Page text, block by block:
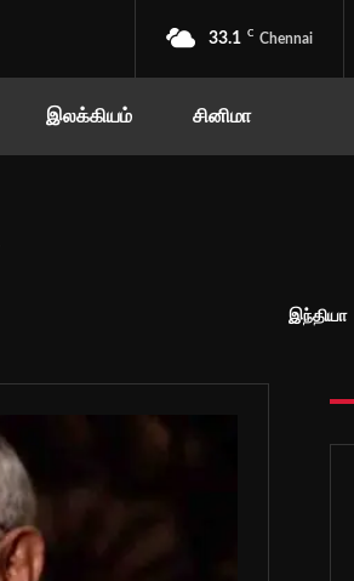
33.1 C Chennai
இலக்கியம் சினிமா
இந்தியா